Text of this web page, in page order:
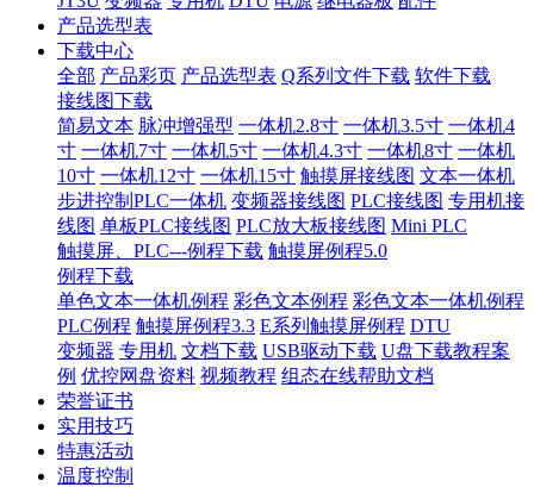
产品选型表
下载中心
全部 产品彩页 产品选型表 Q系列文件下载 软件下载
接线图下载
简易文本 脉冲增强型 一体机2.8寸 一体机3.5寸 一体机4
寸 一体机7寸 一体机5寸 一体机4.3寸 一体机8寸 一体机
10寸 一体机12寸 一体机15寸 触摸屏接线图 文本一体机
步进控制PLC一体机 变频器接线图 PLC接线图 专用机接
线图 单板PLC接线图 PLC放大板接线图 Mini PLC
触摸屏、PLC---例程下载 触摸屏例程5.0
例程下载
单色文本一体机例程 彩色文本例程 彩色文本一体机例程
PLC例程 触摸屏例程3.3 E系列触摸屏例程 DTU
变频器 专用机 文档下载 USB驱动下载 U盘下载教程案
例 优控网盘资料 视频教程 组态在线帮助文档
荣誉证书
实用技巧
特惠活动
温度控制